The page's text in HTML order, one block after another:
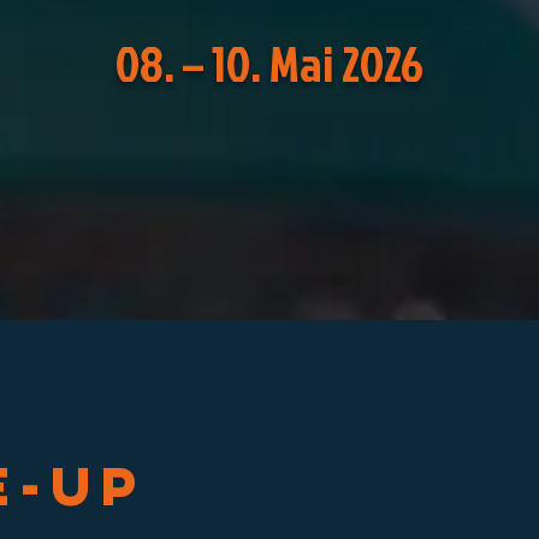
08. – 10. Mai 2026
up